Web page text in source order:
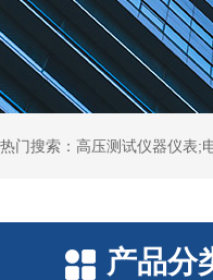
热门搜索：高压测试仪器仪表;
产品分